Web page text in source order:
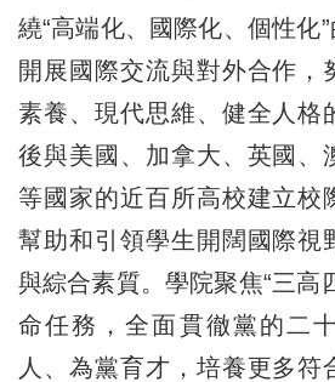
繞“高端化、國際化、個性化
開展國際交流與對外合作，
素養、現代思維、健全人格
後與美國、加拿大、英國、
等國家的近百所高校建立校
幫助和引領學生開闊國際視
與綜合素質。學院聚焦“三高
命任務，全面貫徹黨的二
人、為黨育才，培養更多符